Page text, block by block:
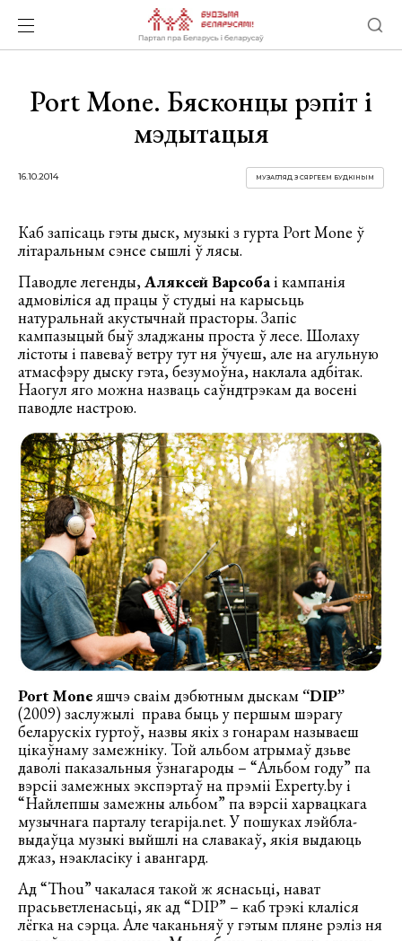
Port Mone. Бясконцы рэпіт і
мэдытацыя
16.10.2014 МУЗАГЛЯД З СЯРГЕЕМ БУДКІНЫМ
Каб запісаць гэты дыск, музыкі з гурта Port Mone ў
літаральным сэнсе сышлі ў лясы.
Паводле легенды,Аляксей Варсобаі кампанія
адмовіліся ад працы ў студыі на карысьць
натуральнай акустычнай прасторы. Запіс
кампазыцый быў зладжаны проста ў лесе. Шолаху
лістоты і павеваў ветру тут ня ўчуеш, але на агульную
атмасфэру дыску гэта, безумоўна, наклала адбітак.
Наогул яго можна назваць саўндтрэкам да восені
паводле настрою.
Port Moneяшчэ сваім дэбютным дыскам “DIP”
(2009) заслужылі права быць у першым шэрагу
беларускіх гуртоў, назвы якіх з гонарам называеш
цікаўнаму замежніку. Той альбом атрымаў дзьве
даволі паказальныя ўзнагароды – “Альбом году” па
вэрсіі замежных экспэртаў на прэміі Experty.by і
“Найлепшы замежны альбом” па вэрсіі харвацкага
музычнага парталу terapija.net. У пошуках лэйбла-
выдаўца музыкі выйшлі на славакаў, якія выдаюць
джаз, нэакласіку і авангард.
Ад “Thou” чакалася такой ж яснасьці, нават
прасьветленасьці, як ад “DIP” – каб трэкі клаліся
лёгка на сэрца. Але чаканьняў у гэтым пляне рэліз ня